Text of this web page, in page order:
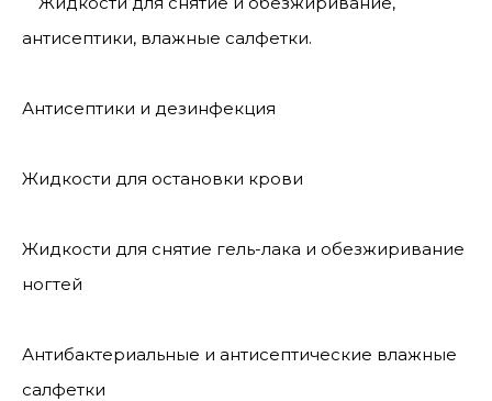
антисептики, влажные салфетки.
Антисептики и дезинфекция
Жидкости для остановки крови
Жидкости для снятие гель-лака и обезжиривание
ногтей
Антибактериальные и антисептические влажные
салфетки